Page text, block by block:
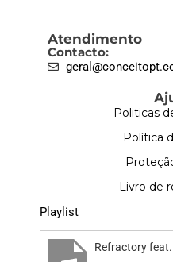
Atendimento
Contacto:
Politicas
Política
Livro de
Playlist
Refractory feat.